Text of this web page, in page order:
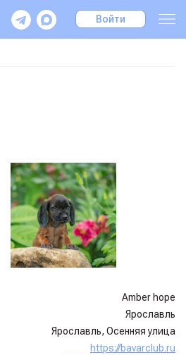
Войти
Amber hope
Ярославль
Ярославль, Осенняя улица
https://bavarclub.ru